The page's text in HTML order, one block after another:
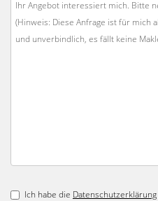
Ich habe die Datenschutzerklärung